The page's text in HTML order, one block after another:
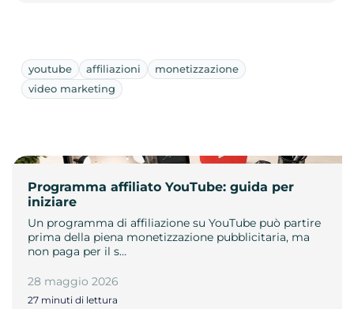
youtube affiliazioni
monetizzazione
video marketing
Programma affiliato YouTube: guida per
iniziare
Un programma di affiliazione su YouTube può partire
prima della piena monetizzazione pubblicitaria, ma
non paga per il s…
28 maggio 2026
27 minuti di lettura